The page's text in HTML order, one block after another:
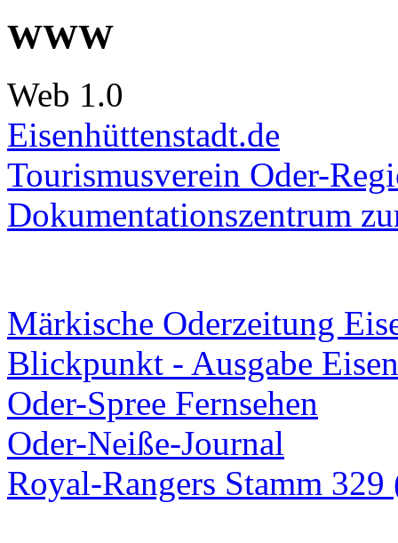
WWW
Web 1.0
Eisenhüttenstadt.de
Tourismusverein Oder-
Dokumentationszentrum
Märkische Oderzeitung
Blickpunkt - Ausgabe
Oder-Spree Fernsehen
Oder-Neiße-Journal
Royal-Rangers Stamm